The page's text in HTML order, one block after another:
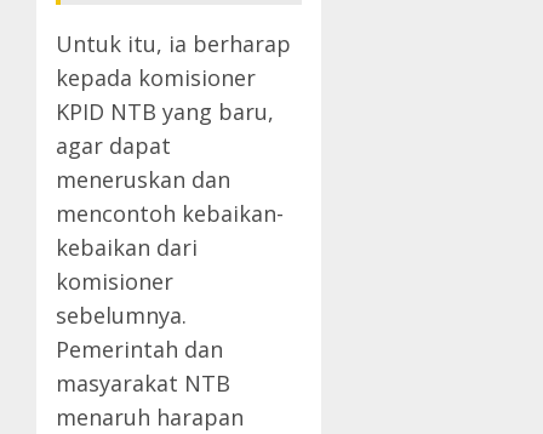
Untuk itu, ia berharap
kepada komisioner
KPID NTB yang baru,
agar dapat
meneruskan dan
mencontoh kebaikan-
kebaikan dari
komisioner
sebelumnya.
Pemerintah dan
masyarakat NTB
menaruh harapan